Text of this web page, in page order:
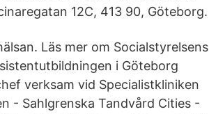
12C, 413 90, Göteborg.
Läs mer om Socialstyrelsens
i Göteborg
verksam vid Specialistkliniken
- Sahlgrenska Tandvård Cities -